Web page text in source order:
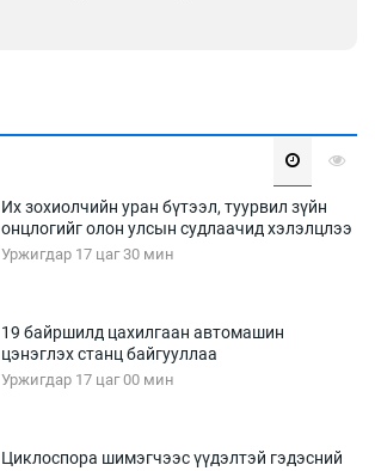
Их зохиолчийн уран бүтээл, туурвил зүйн
онцлогийг олон улсын судлаачид хэлэлцлээ
Уржигдар 17 цаг 30 мин
19 байршилд цахилгаан автомашин
цэнэглэх станц байгууллаа
Уржигдар 17 цаг 00 мин
Циклоспора шимэгчээс үүдэлтэй гэдэсний